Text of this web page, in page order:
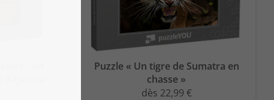
Puzzle « Un tigre de Sumatra en
chasse »
dès 22,99 €